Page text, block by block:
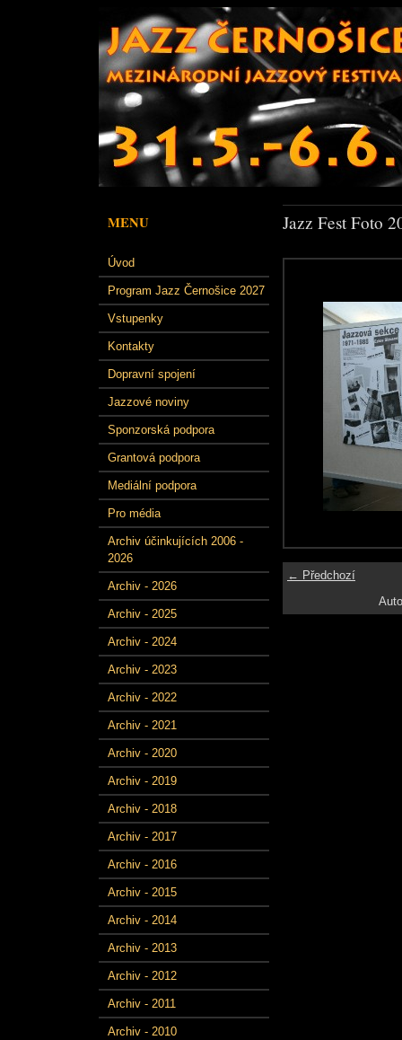
MENU
Úvod
Program Jazz Černošice 2027
Vstupenky
Kontakty
Dopravní spojení
Jazzové noviny
Sponzorská podpora
Grantová podpora
Mediální podpora
Pro média
Archiv účinkujících 2006 -
2026
Archiv - 2026
Archiv - 2025
Archiv - 2024
Archiv - 2023
Archiv - 2022
Archiv - 2021
Archiv - 2020
Archiv - 2019
Archiv - 2018
Archiv - 2017
Archiv - 2016
Archiv - 2015
Archiv - 2014
Archiv - 2013
Archiv - 2012
Archiv - 2011
Archiv - 2010
Jazz Fest Foto
← Předchozí